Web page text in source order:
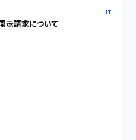
IT
示請求について